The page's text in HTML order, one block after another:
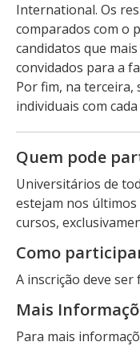
International. Os
comparados com o
candidatos que
convidados para a
Por fim, na
individuais com
Quem pode
Universitários de
estejam nos
cursos,
Como
A inscrição deve
Mais
Para mais